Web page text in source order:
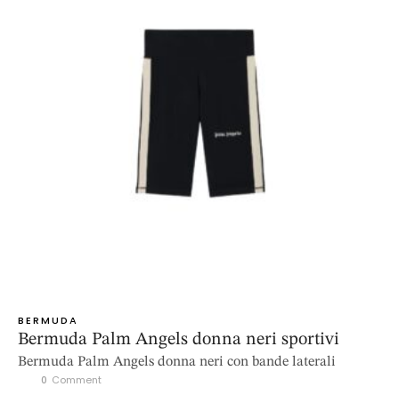
BERMUDA
Bermuda Palm Angels donna neri sportivi
Bermuda Palm Angels donna neri con bande laterali
0 Comment